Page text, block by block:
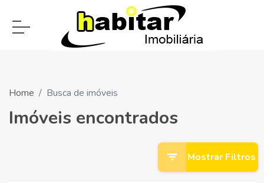
Home Busca de imóveis
Imóveis encontrados
Mostrar Filtros